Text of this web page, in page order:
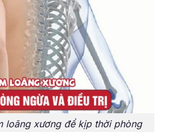
loãng xương để kịp thời phòng